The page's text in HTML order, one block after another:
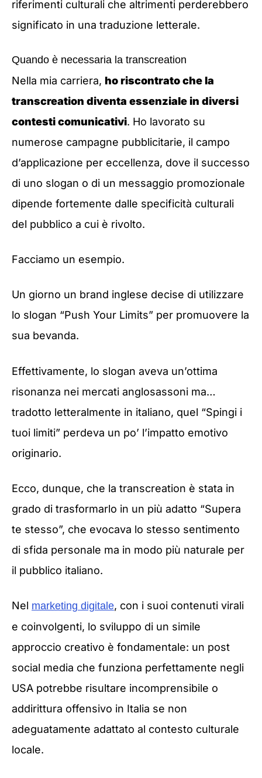
riferimenti culturali che altrimenti perderebbero
significato in una traduzione letterale.
Quando è necessaria la transcreation
Nella mia carriera, ho riscontrato che la
transcreation diventa essenziale in diversi
contesti comunicativi. Ho lavorato su
numerose campagne pubblicitarie, il campo
d’applicazione per eccellenza, dove il successo
di uno slogan o di un messaggio promozionale
dipende fortemente dalle specificità culturali
del pubblico a cui è rivolto.
Facciamo un esempio.
Un giorno un brand inglese decise di utilizzare
lo slogan “Push Your Limits” per promuovere la
sua bevanda.
Effettivamente, lo slogan aveva un’ottima
risonanza nei mercati anglosassoni ma…
tradotto letteralmente in italiano, quel “Spingi i
tuoi limiti” perdeva un po’ l’impatto emotivo
originario.
Ecco, dunque, che la transcreation è stata in
grado di trasformarlo in un più adatto “Supera
te stesso”, che evocava lo stesso sentimento
di sfida personale ma in modo più naturale per
il pubblico italiano.
Nel marketing digitale, con i suoi contenuti virali
e coinvolgenti, lo sviluppo di un simile
approccio creativo è fondamentale: un post
social media che funziona perfettamente negli
USA potrebbe risultare incomprensibile o
addirittura offensivo in Italia se non
adeguatamente adattato al contesto culturale
locale.